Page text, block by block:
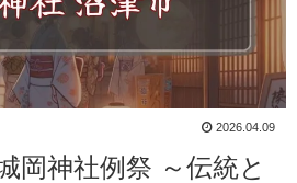
2026.04.09
岡神社例祭 ～伝統と